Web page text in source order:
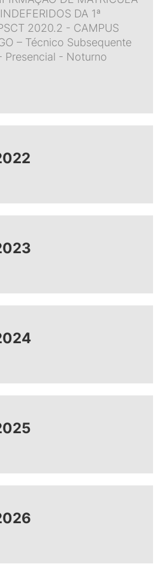
DA 1ª
2020.2 - CAMPUS
– Técnico Subsequente
Presencial - Noturno